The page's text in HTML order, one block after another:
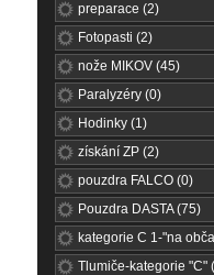
preparace (2)
Fotopasti (2)
nože MIKOV (45)
Paralyzéry (0)
Hodinky (1)
získání ZP (2)
pouzdra FALCO (0)
Pouzdra DASTA (75)
kategorie C 1-"na
Tlumiče-kategorie "C"